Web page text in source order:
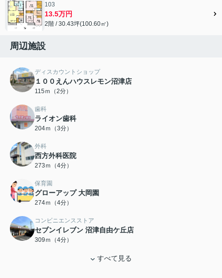
103
13.5万円
2階 / 30.43坪(100.60㎡)
周辺施設
ディスカウントショップ
１００えんハウスレモン沼津店
115ｍ（2分）
歯科
ライオン歯科
204ｍ（3分）
外科
西方外科医院
273ｍ（4分）
保育園
グローアップ 大岡園
274ｍ（4分）
コンビニエンスストア
セブンイレブン 沼津自由ケ丘店
309ｍ（4分）
すべて見る